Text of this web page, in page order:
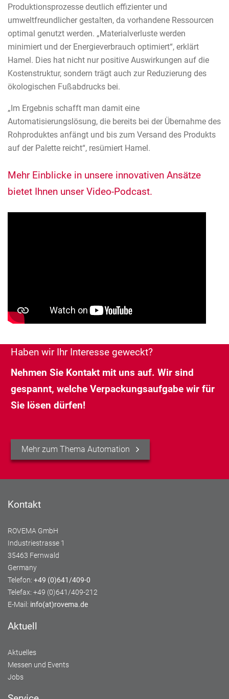
Produktionsprozesse deutlich effizienter und
umweltfreundlicher gestalten, da vorhandene Ressourcen
optimal genutzt werden. „Materialverluste werden
minimiert und der Energieverbrauch optimiert“, erklärt
Hamel. Dies hat nicht nur positive Auswirkungen auf die
Kostenstruktur, sondern trägt auch zur Reduzierung des
ökologischen Fußabdrucks bei.
„Im Ergebnis schafft man damit eine
Automatisierungslösung, die bereits bei der Übernahme des
Rohproduktes anfängt und bis zum Versand des Produkts
auf der Palette reicht“, resümiert Hamel.
Mehr Einblicke in unsere innovativen Ansätze
bietet Ihnen unser Video-Podcast.
Haben wir Ihr Interesse geweckt?
Nehmen Sie Kontakt mit uns auf. Wir sind
gespannt, welche Verpackungsaufgabe wir für
Sie lösen dürfen!
Mehr zum Thema Automation
Kontakt
ROVEMA GmbH
Industriestrasse 1
35463 Fernwald
Germany
Telefon: +49 (0)641/409-0
Telefax: +49 (0)641/409-212
E-Mail: info(at)rovema.de
Aktuell
Aktuelles
Messen und Events
Jobs